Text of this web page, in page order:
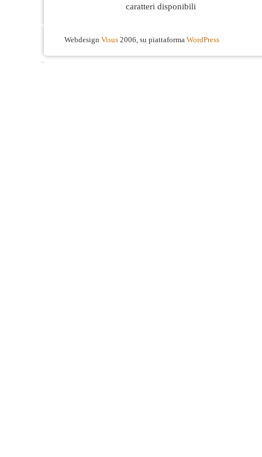
caratteri disponibili
Webdesign Visus 2006, su piattaforma WordPress